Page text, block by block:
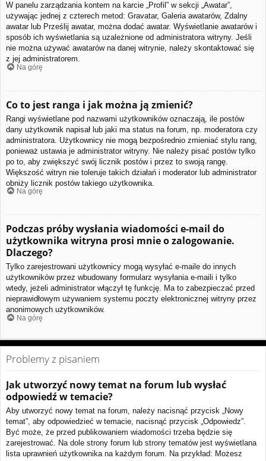
W panelu zarządzania kontem na karcie „Profil” w sekcji „Awatar”,
używając jednej z czterech metod: Gravatar, Galeria awatarów, Zdalny
awatar lub Prześlij awatar, można dodać awatar. Wyświetlanie awatarów i
sposób ich wyświetlania są uzależnione od administratora witryny. Jeśli
nie można używać awatarów na danej witrynie, należy skontaktować się
z jej administratorem.
Na górę
Co to jest ranga i jak można ją zmienić?
Rangi wyświetlane pod nazwami użytkowników oznaczają, ile postów
dany użytkownik napisał lub jaki ma status na forum, np. moderatora czy
administratora. Użytkownicy nie mogą bezpośrednio zmieniać stylu rang,
ponieważ ustawia je administrator witryny. Nie należy pisać postów tylko
po to, aby zwiększyć swój licznik postów i przez to swoją rangę.
Większość witryn nie toleruje takich działań i moderator lub administrator
obniży licznik postów takiego użytkownika.
Na górę
Podczas próby wysłania wiadomości e-mail do
użytkownika witryna prosi mnie o zalogowanie.
Dlaczego?
Tylko zarejestrowani użytkownicy mogą wysyłać e-maile do innych
użytkowników przez wbudowany formularz wysyłania e-maili i tylko
wtedy, jeżeli administrator włączył tę funkcję. Ma to zabezpieczać przed
nieprawidłowym używaniem systemu poczty elektronicznej witryny przez
anonimowych użytkowników.
Na górę
Problemy z pisaniem
Jak utworzyć nowy temat na forum lub wysłać
odpowiedź w temacie?
Aby utworzyć nowy temat na forum, należy nacisnąć przycisk „Nowy
temat”, aby odpowiedzieć w temacie, nacisnąć przycisk „Odpowiedz”.
Być może, że przed publikowaniem wiadomości trzeba będzie się
zarejestrować. Na dole strony forum lub strony tematów jest wyświetlana
lista uprawnień użytkownika na każdym forum. Na przykład: Możesz